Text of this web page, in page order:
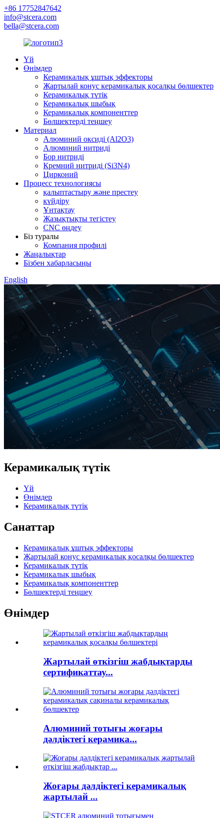
+86 17752847642
info@stcera.com
bella@stcera.com
Үй
Өнімдер
Керамикалық ұштық эффекторы
Жартылай конус керамикалық қосалқы бөлшектер
Керамикалық түтік
Керамикалық шыбық
Керамикалық компоненттер
Бөлшектерді теңшеу
Материал
Алюминий оксиді (Al2O3)
Алюминий нитриді
Бор нитриді
Кремний нитриді (Si3N4)
Цирконий
Процесс технологиясы
қалыптастыру және престеу
күйдіру
Ұнтақтау
Жазықтықты тегістеу
CNC өңдеу
Біз туралы
Компания профилі
Жаңалықтар
Бізбен хабарласыңы
English
Керамикалық түтік
Үй
Өнімдер
Керамикалық түтік
Санаттар
Керамикалық ұштық эффекторы
Жартылай конус керамикалық қосалқы бөлшектер
Керамикалық түтік
Керамикалық шыбық
Керамикалық компоненттер
Бөлшектерді теңшеу
Өнімдер
Жартылай өткізгіш жабдықтарды
сертификаттау...
Алюминий тотығы жоғары
дәлдіктегі керамика...
Жоғары дәлдіктегі керамикалық
жартылай ...